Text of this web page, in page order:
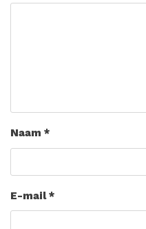
Naam *
E-mail*